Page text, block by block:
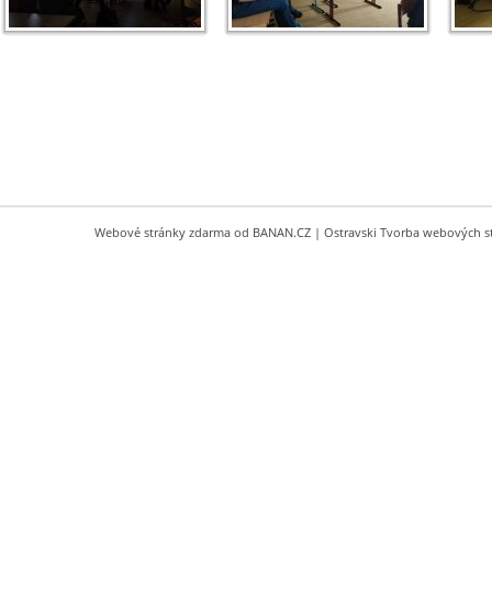
Webové stránky zdarma od BANAN.CZ | Ostravski Tvorba webových